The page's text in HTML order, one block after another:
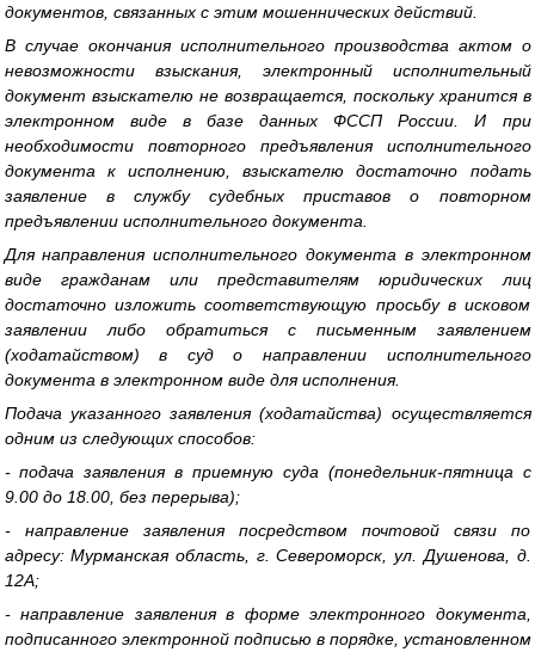
документов, связанных с этим мошеннических действий.
В случае окончания исполнительного производства актом о
невозможности взыскания, электронный исполнительный
документ взыскателю не возвращается, поскольку хранится в
электронном виде в базе данных ФССП России. И при
необходимости повторного предъявления исполнительного
документа к исполнению, взыскателю достаточно подать
заявление в службу судебных приставов о повторном
предъявлении исполнительного документа.
Для направления исполнительного документа в электронном
виде гражданам или представителям юридических лиц
достаточно изложить соответствующую просьбу в исковом
заявлении либо обратиться с письменным заявлением
(ходатайством) в суд о направлении исполнительного
документа в электронном виде для исполнения.
Подача указанного заявления (ходатайства) осуществляется
одним из следующих способов:
- подача заявления в приемную суда (понедельник-пятница с
9.00 до 18.00, без перерыва);
- направление заявления посредством почтовой связи по
адресу: Мурманская область, г. Североморск, ул. Душенова, д.
12А;
- направление заявления в форме электронного документа,
подписанного электронной подписью в порядке, установленном